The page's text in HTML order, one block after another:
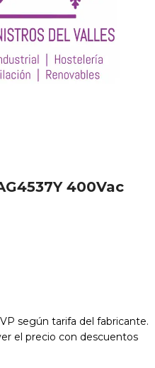
400Vac
según tarifa del fabricante.
el precio con descuentos